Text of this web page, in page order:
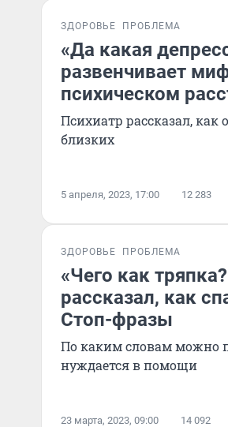
ЗДОРОВЬЕ ПРОБЛЕМА
«Да какая
развенчивает
психическом
Психиатр рассказал, как
близких
5 апреля, 2023, 17:00 12 283
ЗДОРОВЬЕ ПРОБЛЕМА
«Чего как
рассказал, как
Стоп-фразы
По каким словам можно
нуждается в помощи
23 марта, 2023, 09:00 14 092